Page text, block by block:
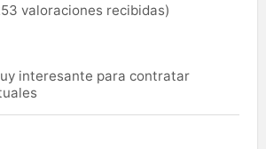
valoraciones recibidas)
interesante para contratar